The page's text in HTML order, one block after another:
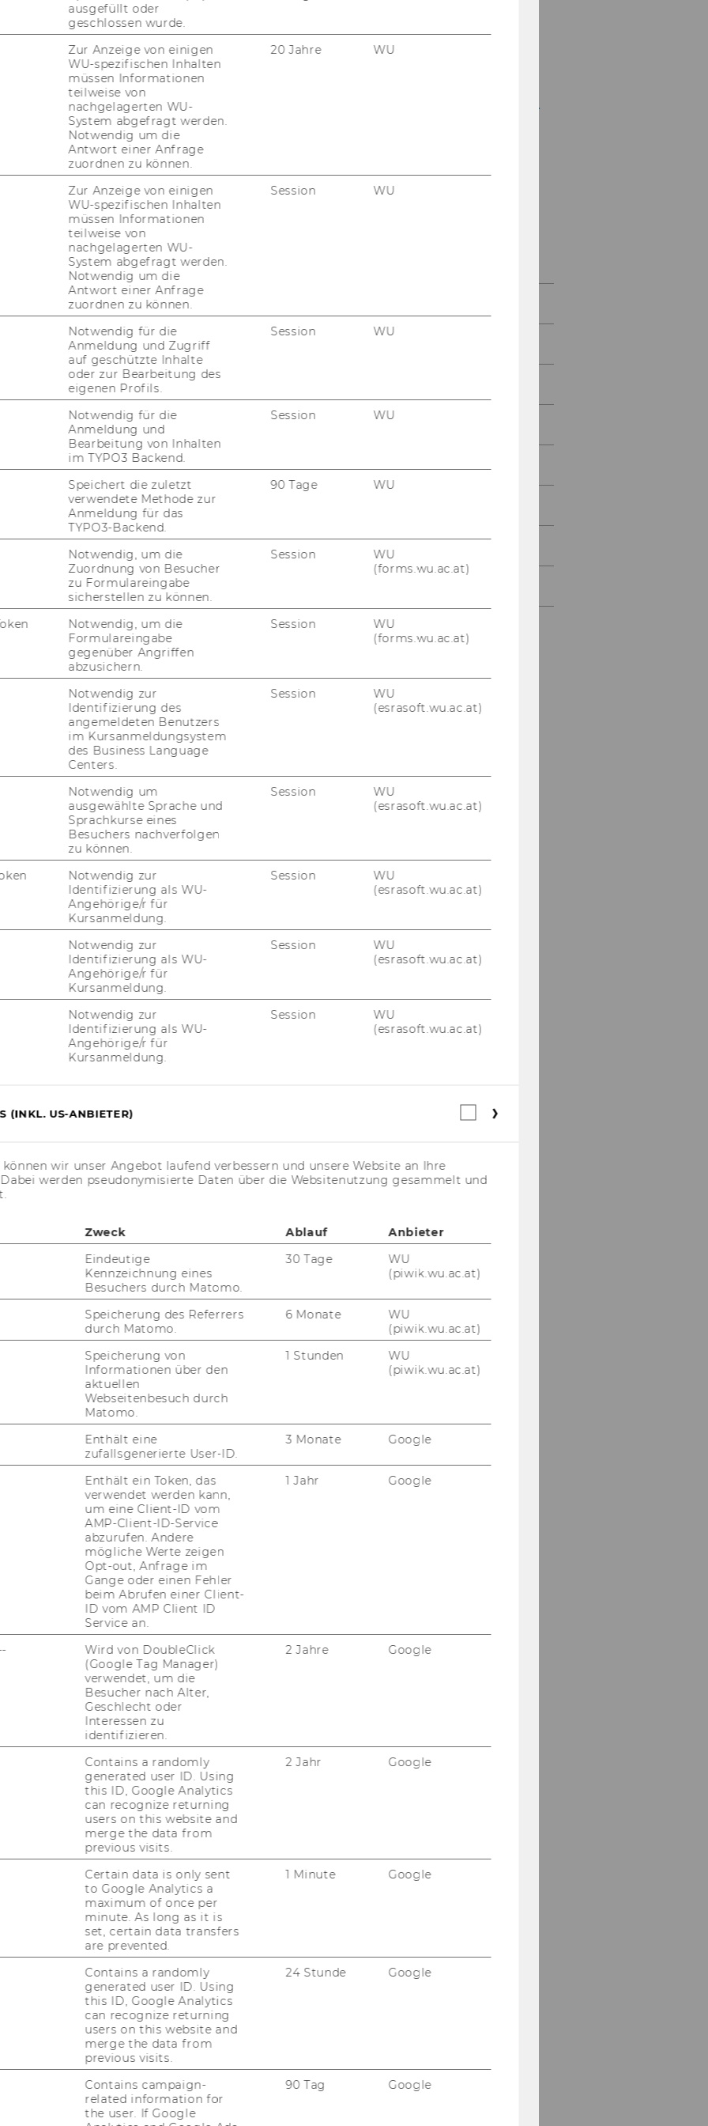
2. Jänner 2014, 14. Stück
Stellen für wissenschaftliches
2014, 14. Stück85)
inn/en und
01.01.2014 bis 31.12.2015
gemäß § 12 (2) der Satzung der WU für
31.12.2015 zu
Stellvertreter/inne/n ernannt.
Leitung
Stefan Bogner
Stv. Sylvia
Riegler
Systems and
Alfred Taudes
Stv. Rony
Peter
Schnedlitz
Stv.
Kamleitner
Gerhard
Speckbacher
Stv.
and Trade)
Jonas Puck
(Public Law
Holoubek
Communication)
Wolfgang
Obenaus
Stagl
2014, 14. Stück86) Ernennung von
Stellvertreter/inne/n für die
30.09.2014
gemäß § 12 (2) der Satzung der WU für
30.9.2014 zu
Stellvertreter/inne/n ernannt.
Edeltraud Hanappi-Egger
Stv. Michael Müller-Camen
wissenschaftliches Personal
Wirtschaftsuniversität Wien die Erhöhung
Personal zum Ziel gesetzt
ausdrücklich aufgefordert, sich zu
werden Frauen vorrangig
die die gesetzlichen
und den Anforderungen des
sind zu Bewerbungsgesprächen
für Gleichbehandlungsfragen
finden Sie unter
lobby/equaltreatment
Wir bitten Bewerberinnen und
dass Reise- und Aufenthaltskosten, die
entstehen, nicht von
abgegolten werden können.
and Insuranceist voraussichtlich
2014
eine Stelle eines
(Angestellte/r gemäß Kollektivvertrag
Mitteilungsblatt vom 15.
22. Jänner 2014, 17.
ausgefüllt oder
geschlossen wurde.
Zur Anzeige von einigen
WU-spezifischen Inhalten
müssen Informationen
teilweise von
nachgelagerten WU-
System abgefragt werden.
Notwendig um die
Antwort einer Anfrage
zuordnen zu können.
20 Jahre WU
Zur Anzeige von einigen
WU-spezifischen Inhalten
müssen Informationen
teilweise von
nachgelagerten WU-
System abgefragt werden.
Notwendig um die
Antwort einer Anfrage
zuordnen zu können.
Session WU
Notwendig für die
Anmeldung und Zugriff
auf geschützte Inhalte
oder zur Bearbeitung des
eigenen Profils.
Session WU
Notwendig für die
Anmeldung und
Bearbeitung von Inhalten
im TYPO3 Backend.
Session WU
Speichert die zuletzt
verwendete Methode zur
Anmeldung für das
TYPO3-Backend.
90 Tage WU
Notwendig, um die
Zuordnung von Besucher
zu Formulareingabe
sicherstellen zu können.
Session
WU
(forms.wu.ac.at)
Notwendig, um die
Formulareingabe
gegenüber Angriffen
abzusichern.
Session
WU
(forms.wu.ac.at)
Notwendig zur
Identifizierung des
angemeldeten Benutzers
im Kursanmeldungsystem
des Business Language
Centers.
Session
WU
(esrasoft.wu.ac.at)
Notwendig um
ausgewählte Sprache und
Sprachkurse eines
Besuchers nachverfolgen
zu können.
Session
WU
(esrasoft.wu.ac.at)
Notwendig zur
Identifizierung als WU-
Angehörige/r für
Kursanmeldung.
Session
WU
(esrasoft.wu.ac.at)
Notwendig zur
Identifizierung als WU-
Angehörige/r für
Kursanmeldung.
Session
WU
(esrasoft.wu.ac.at)
Notwendig zur
Identifizierung als WU-
Angehörige/r für
Kursanmeldung.
Session
WU
(esrasoft.wu.ac.at)
(INKL. US-ANBIETER)
Webstatistik
wir unser Angebot laufend verbessern und unsere Website an Ihre
werden pseudonymisierte Daten über die Websitenutzung gesammelt und
Zweck Ablauf
Anbieter
Eindeutige
Kennzeichnung eines
Besuchers durch Matomo.
30 Tage
WU
(piwik.wu.ac.at)
Speicherung des Referrers
durch Matomo.
6 Monate
WU
(piwik.wu.ac.at)
Speicherung von
Informationen über den
aktuellen
Webseitenbesuch durch
Matomo.
1 Stunden
WU
(piwik.wu.ac.at)
Enthält eine
zufallsgenerierte User-ID.
3 Monate Google
Enthält ein Token, das
verwendet werden kann,
um eine Client-ID vom
AMP-Client-ID-Service
abzurufen. Andere
mögliche Werte zeigen
Opt-out, Anfrage im
Gange oder einen Fehler
beim Abrufen einer Client-
ID vom AMP Client ID
Service an.
1 Jahr Google
Wird von DoubleClick
(Google Tag Manager)
verwendet, um die
Besucher nach Alter,
Geschlecht oder
Interessen zu
identifizieren.
2 Jahre Google
Contains a randomly
generated user ID. Using
this ID, Google Analytics
can recognize returning
users on this website and
merge the data from
previous visits.
2 Jahr Google
Certain data is only sent
to Google Analytics a
maximum of once per
minute. As long as it is
set, certain data transfers
are prevented.
1 Minute Google
Contains a randomly
generated user ID. Using
this ID, Google Analytics
can recognize returning
users on this website and
merge the data from
previous visits.
24 Stunde Google
Contains campaign-
related information for
the user. If Google
90 Tag Google